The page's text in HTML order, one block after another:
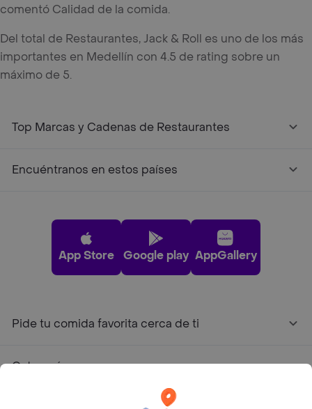
comentó Calidad de la comida.
Del total de Restaurantes, Jack & Roll es uno de los más
importantes en Medellín con 4.5 de rating sobre un
máximo de 5.
Top Marcas y Cadenas de Restaurantes
Encuéntranos en estos países
App Store Google play AppGallery
Pide tu comida favorita cerca de ti
Categorías